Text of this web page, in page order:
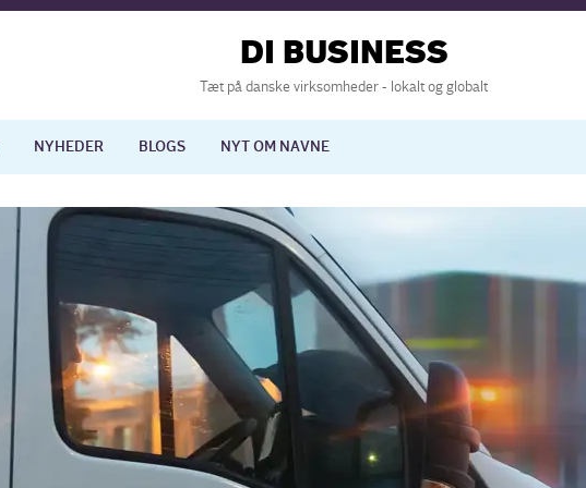
DI BUSINESS
Tæt på danske virksomheder - lokalt og globalt
NYHEDER BLOGS NYT OM NAVNE
Uddannelse Europapolitik